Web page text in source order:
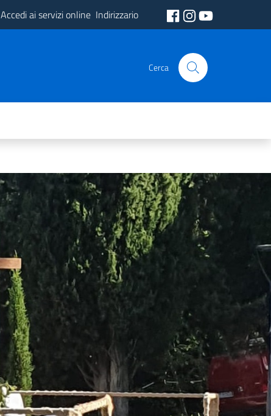
Accedi ai servizi online Indirizzario
Cerca